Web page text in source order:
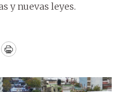
y nuevas leyes.
Print